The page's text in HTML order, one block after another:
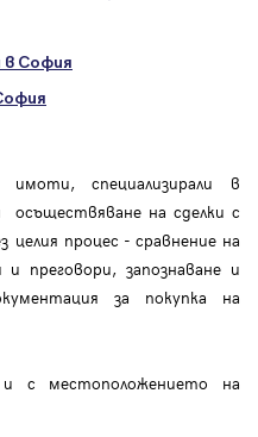
в София
специализирали в
осъществяване на сделки с
процес - сравнение на
преговори, запознаване и
за покупка на
с местоположението на